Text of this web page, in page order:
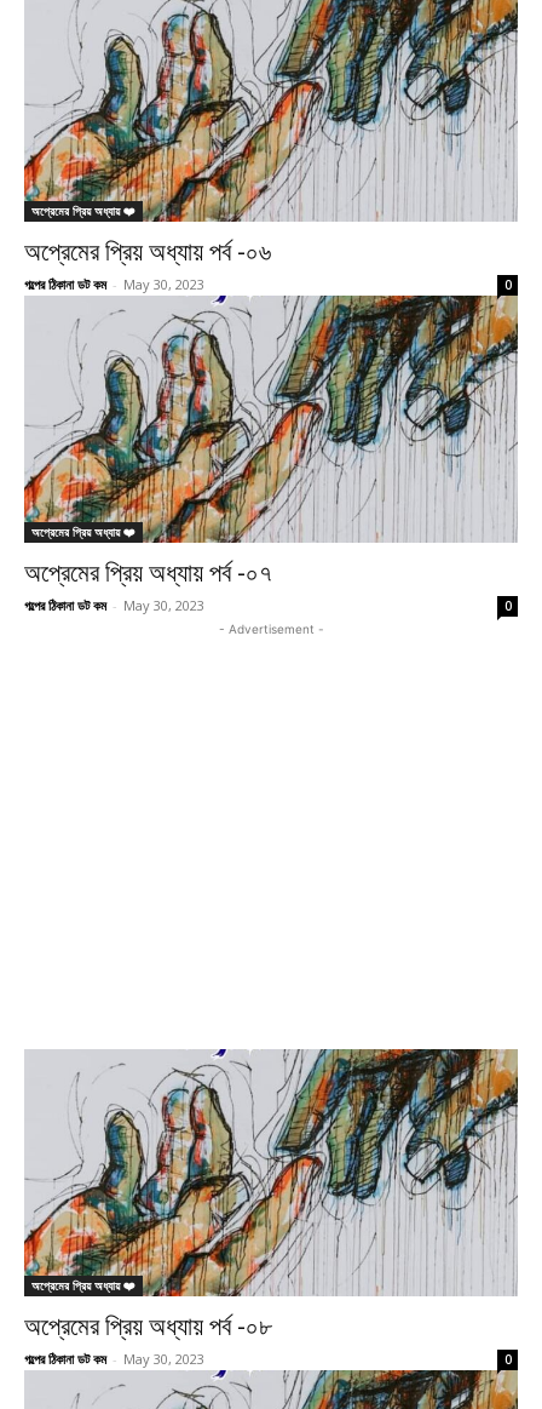
অপ্রেমের প্রিয় অধ্যায় ❤️
অপ্রেমের প্রিয় অধ্যায় পর্ব -০৬
গল্পের ঠিকানা ডট কম - May 30, 2023 0
অপ্রেমের প্রিয় অধ্যায় ❤️
অপ্রেমের প্রিয় অধ্যায় পর্ব -০৭
গল্পের ঠিকানা ডট কম - May 30, 2023 0
- Advertisement -
অপ্রেমের প্রিয় অধ্যায় ❤️
অপ্রেমের প্রিয় অধ্যায় পর্ব -০৮
গল্পের ঠিকানা ডট কম - May 30, 2023 0